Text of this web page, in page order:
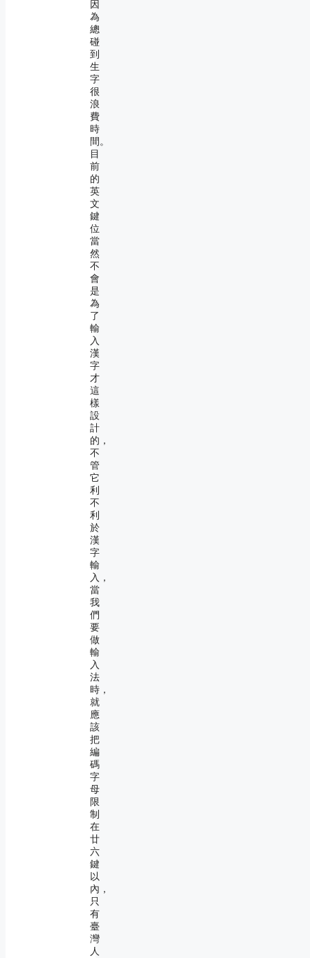
因
為
總
碰
到
生
字
很
浪
費
時
間。
目
前
的
英
文
鍵
位
當
然
不
會
是
為
了
輸
入
漢
字
才
這
樣
設
計
的，
不
管
它
利
不
利
於
漢
字
輸
入，
當
我
們
要
做
輸
入
法
時，
就
應
該
把
編
碼
字
母
限
制
在
廿
六
鍵
以
內，
只
有
臺
灣
人